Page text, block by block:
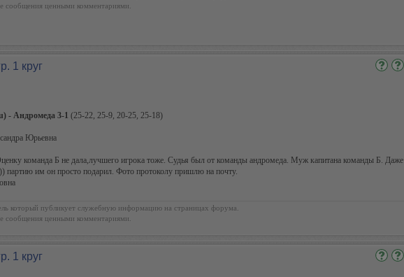
сообщения ценными комментариями.
1 круг
- Андромеда 3-1 (25-22, 25-9, 20-25, 25-18)
Юрьевна
команда Б не дала,лучшего игрока тоже. Судья был от команды андромеда. Муж капитана команды Б. Даже
партию им он просто подарил. Фото протоколу пришлю на почту.
который публикует служебную информацию на страницах форума.
сообщения ценными комментариями.
1 круг